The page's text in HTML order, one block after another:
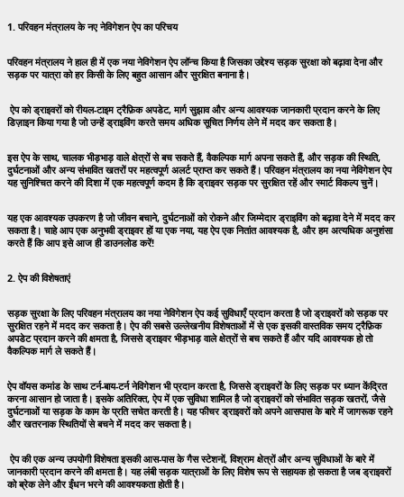
1. परिवहन मंत्रालय के नए नेविगेशन ऐप का परिचय
परिवहन मंत्रालय ने हाल ही में एक नया नेविगेशन ऐप लॉन्च किया है जिसका उद्देश्य सड़क सुरक्षा को बढ़ावा देना और
सड़क पर यात्रा को हर किसी के लिए बहुत आसान और सुरक्षित बनाना है।
ऐप को ड्राइवरों को रीयल-टाइम ट्रैफ़िक अपडेट, मार्ग सुझाव और अन्य आवश्यक जानकारी प्रदान करने के लिए
डिज़ाइन किया गया है जो उन्हें ड्राइविंग करते समय अधिक सूचित निर्णय लेने में मदद कर सकता है।
इस ऐप के साथ, चालक भीड़भाड़ वाले क्षेत्रों से बच सकते हैं, वैकल्पिक मार्ग अपना सकते हैं, और सड़क की स्थिति,
दुर्घटनाओं और अन्य संभावित खतरों पर महत्वपूर्ण अलर्ट प्राप्त कर सकते हैं। परिवहन मंत्रालय का नया नेविगेशन ऐप
यह सुनिश्चित करने की दिशा में एक महत्वपूर्ण कदम है कि ड्राइवर सड़क पर सुरक्षित रहें और स्मार्ट विकल्प चुनें।
यह एक आवश्यक उपकरण है जो जीवन बचाने, दुर्घटनाओं को रोकने और जिम्मेदार ड्राइविंग को बढ़ावा देने में मदद कर
सकता है। चाहे आप एक अनुभवी ड्राइवर हों या एक नया, यह ऐप एक नितांत आवश्यक है, और हम अत्यधिक अनुशंसा
करते हैं कि आप इसे आज ही डाउनलोड करें!
2. ऐप की विशेषताएं
सड़क सुरक्षा के लिए परिवहन मंत्रालय का नया नेविगेशन ऐप कई सुविधाएँ प्रदान करता है जो ड्राइवरों को सड़क पर
सुरक्षित रहने में मदद कर सकता है। ऐप की सबसे उल्लेखनीय विशेषताओं में से एक इसकी वास्तविक समय ट्रैफ़िक
अपडेट प्रदान करने की क्षमता है, जिससे ड्राइवर भीड़भाड़ वाले क्षेत्रों से बच सकते हैं और यदि आवश्यक हो तो
वैकल्पिक मार्ग ले सकते हैं।
ऐप वॉयस कमांड के साथ टर्न-बाय-टर्न नेविगेशन भी प्रदान करता है, जिससे ड्राइवरों के लिए सड़क पर ध्यान केंद्रित
करना आसान हो जाता है। इसके अतिरिक्त, ऐप में एक सुविधा शामिल है जो ड्राइवरों को संभावित सड़क खतरों, जैसे
दुर्घटनाओं या सड़क के काम के प्रति सचेत करती है। यह फीचर ड्राइवरों को अपने आसपास के बारे में जागरूक रहने
और खतरनाक स्थितियों से बचने में मदद कर सकता है।
ऐप की एक अन्य उपयोगी विशेषता इसकी आस-पास के गैस स्टेशनों, विश्राम क्षेत्रों और अन्य सुविधाओं के बारे में
जानकारी प्रदान करने की क्षमता है। यह लंबी सड़क यात्राओं के लिए विशेष रूप से सहायक हो सकता है जब ड्राइवरों
को ब्रेक लेने और ईंधन भरने की आवश्यकता होती है।